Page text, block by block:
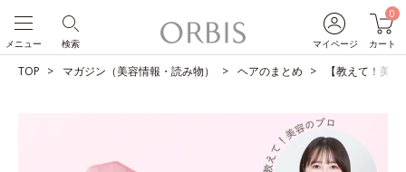
マイページ
0
カート
検索
メニュー
TOP マガジン（美容情報・読み物） ヘアのまとめ 【教えて！美